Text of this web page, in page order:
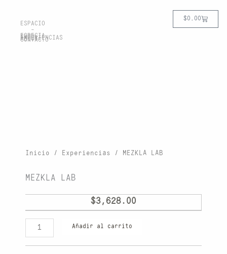
contenido
ESPACIO
-
ESPECIA
SHOP
EXPERIENCIAS
ABOUT
CONTACTO
$0.00Cart
Inicio / Experiencias / MEZKLA LAB
MEZKLA LAB
$3,628.00
Añadir al carrito